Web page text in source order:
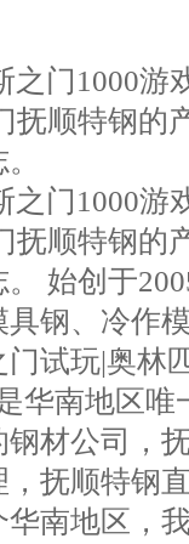
门1000游
之门抚顺特
门1000游
抚顺特钢的
始创于
钢、冷作
试玩|奥林
华南地区唯
材公司，
抚顺特钢
南地区，